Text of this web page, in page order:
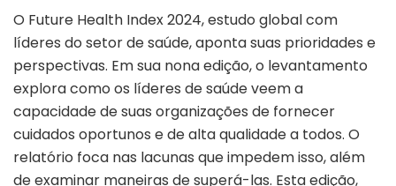
O Future Health Index 2024, estudo global com
líderes do setor de saúde, aponta suas prioridades e
perspectivas. Em sua nona edição, o levantamento
explora como os líderes de saúde veem a
capacidade de suas organizações de fornecer
cuidados oportunos e de alta qualidade a todos. O
relatório foca nas lacunas que impedem isso, além
de examinar maneiras de superá-las. Esta edição,